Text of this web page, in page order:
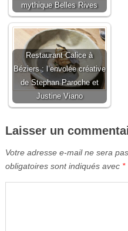
mythique Belles Rives
Restaurant Calice à
Béziers : l’envolée créative
de Stephan Paroche et
Justine Viano
Laisser un
Votre adresse e-mail ne sera
obligatoires sont indiqués avec *